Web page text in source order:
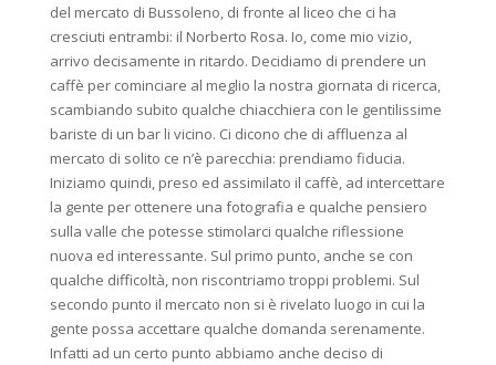
del mercato di Bussoleno, di fronte al liceo che ci ha
cresciuti entrambi: il Norberto Rosa. Io, come mio vizio,
arrivo decisamente in ritardo. Decidiamo di prendere un
caffè per cominciare al meglio la nostra giornata di ricerca,
scambiando subito qualche chiacchiera con le gentilissime
bariste di un bar li vicino. Ci dicono che di affluenza al
mercato di solito ce n’è parecchia: prendiamo fiducia.
Iniziamo quindi, preso ed assimilato il caffè, ad intercettare
la gente per ottenere una fotografia e qualche pensiero
sulla valle che potesse stimolarci qualche riflessione
nuova ed interessante. Sul primo punto, anche se con
qualche difficoltà, non riscontriamo troppi problemi. Sul
secondo punto il mercato non si è rivelato luogo in cui la
gente possa accettare qualche domanda serenamente.
Infatti ad un certo punto abbiamo anche deciso di